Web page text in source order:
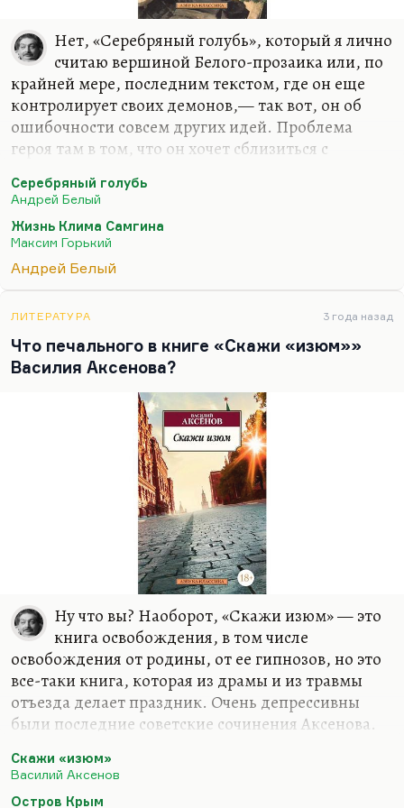
Нет, «Серебряный голубь», который я лично
считаю вершиной Белого-прозаика или, по
крайней мере, последним текстом, где он еще
контролирует своих демонов,— так вот, он об
ошибочности совсем других идей. Проблема
героя там в том, что он хочет сблизиться с
его к прекрасной, страшной, рыжей, грязной,
синеглазой жене главного сектанта, столяра,—
это любовь скорее умозрительная, теоретическая.
Не то чтобы она его чем-то пленила, он просто
видит воплощение в ней неких сил. Вообще
автопортрет. Весьма неслучайна его фамилия,
связывающая его с Дарьяльским ущельем. Он
действительно такое скорее ущелье, бездна,…
Серебряный голубь
Андрей Белый
Жизнь Клима Самгина
Максим Горький
Андрей Белый
ЛИТЕРАТУРА 3 года назад
Что печального в книге «Скажи «изюм»»
Василия Аксенова?
Ну что вы? Наоборот, «Скажи изюм» — это
книга освобождения, в том числе
освобождения от родины, от ее гипнозов, но это
все-таки книга, которая из драмы и из травмы
отъезда делает праздник. Очень депрессивны
были последние советские сочинения Аксенова.
трагическим финалом, депрессивен насквозь был
Скажи «изюм»
Василий Аксенов
Остров Крым